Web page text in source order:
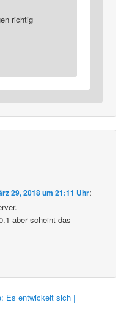
richtig
29, 2018 um 21:11 Uhr:
aber scheint das
Es entwickelt sich |